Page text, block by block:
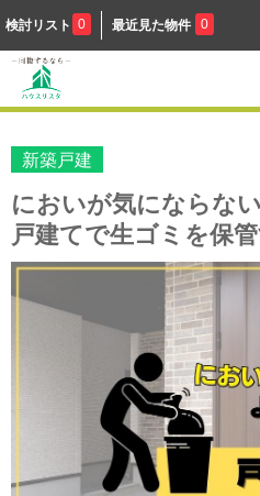
検討リスト 0 最近見た物件 0
新築戸建
においが気にならな
戸建てで生ゴミを保